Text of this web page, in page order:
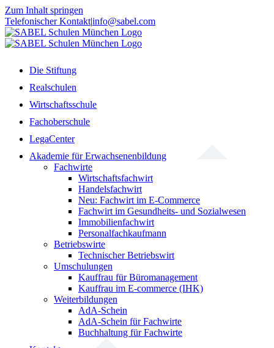
Zum Inhalt springen
Telefonischer Kontakt|info@sabel.com
Die Stiftung
Realschulen
Wirtschaftsschule
Fachoberschule
LegaCenter
Akademie für Erwachsenenbildung
Fachwirte
Wirtschaftsfachwirt
Handelsfachwirt
Neu: Fachwirt im E-Commerce
Fachwirt im Gesundheits- und Sozialwesen
Immobilienfachwirt
Personalfachkaufmann
Betriebswirte
Technischer Betriebswirt
Umschulungen
Kauffrau für Büromanagement
Kauffrau im E-commerce (IHK)
Weiterbildungen
AdA-Schein
AdA-Schein für Fachwirte
Buchhaltung für Fachwirte